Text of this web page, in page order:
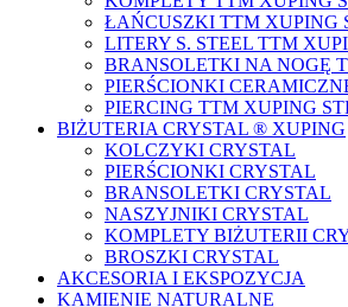
ŁAŃCUSZKI TTM XUPING
LITERY S. STEEL TTM
BRANSOLETKI NA NOGĘ
PIERŚCIONKI
PIERCING TTM XUPING
BIŻUTERIA CRYSTAL ® XUPING
KOLCZYKI CRYSTAL
PIERŚCIONKI CRYSTAL
BRANSOLETKI CRYSTAL
NASZYJNIKI CRYSTAL
KOMPLETY BIŻUTERII
BROSZKI CRYSTAL
AKCESORIA I EKSPOZYCJA
KAMIENIE NATURALNE